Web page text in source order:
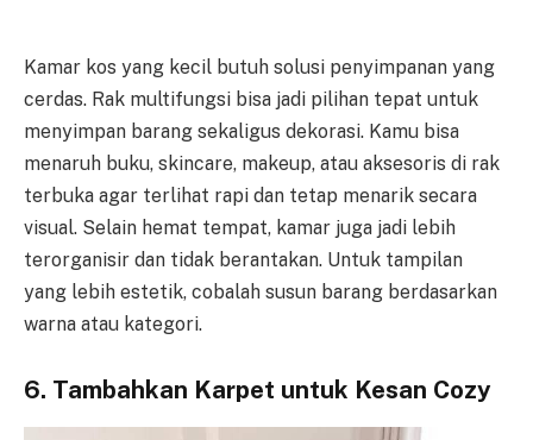
Kamar kos yang kecil butuh solusi penyimpanan yang
cerdas. Rak multifungsi bisa jadi pilihan tepat untuk
menyimpan barang sekaligus dekorasi. Kamu bisa
menaruh buku, skincare, makeup, atau aksesoris di rak
terbuka agar terlihat rapi dan tetap menarik secara
visual. Selain hemat tempat, kamar juga jadi lebih
terorganisir dan tidak berantakan. Untuk tampilan
yang lebih estetik, cobalah susun barang berdasarkan
warna atau kategori.
6. Tambahkan Karpet untuk Kesan Cozy